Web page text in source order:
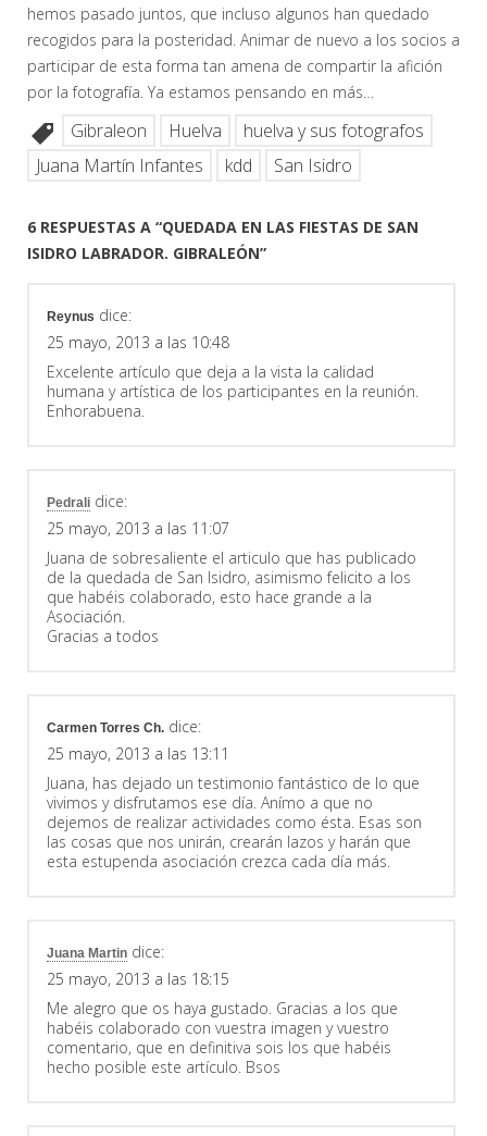
hemos pasado juntos, que incluso algunos han quedado
recogidos para la posteridad. Animar de nuevo a los socios a
participar de esta forma tan amena de compartir la afición
por la fotografía. Ya estamos pensando en más…
Gibraleon Huelva
huelva y sus fotografos
Juana Martín Infantes
kdd San Isidro
6 RESPUESTAS A “QUEDADA EN LAS FIESTAS DE SAN
ISIDRO LABRADOR. GIBRALEÓN”
Reynus dice:
25 mayo, 2013 a las 10:48
Excelente artículo que deja a la vista la calidad
humana y artística de los participantes en la reunión.
Enhorabuena.
Pedrali dice:
25 mayo, 2013 a las 11:07
Juana de sobresaliente el articulo que has publicado
de la quedada de San Isidro, asimismo felicito a los
que habéis colaborado, esto hace grande a la
Asociación.
Gracias a todos
Carmen Torres Ch. dice:
25 mayo, 2013 a las 13:11
Juana, has dejado un testimonio fantástico de lo que
vivimos y disfrutamos ese día. Anímo a que no
dejemos de realizar actividades como ésta. Esas son
las cosas que nos unirán, crearán lazos y harán que
esta estupenda asociación crezca cada día más.
Juana Martin dice:
25 mayo, 2013 a las 18:15
Me alegro que os haya gustado. Gracias a los que
habéis colaborado con vuestra imagen y vuestro
comentario, que en definitiva sois los que habéis
hecho posible este artículo. Bsos